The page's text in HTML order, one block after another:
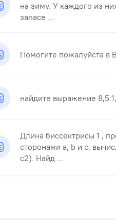
на зиму. У каждого из
запасе ...
Помогите пожалуйста в
найдите выражение
Длина биссектрисы 1 ,
сторонами a, b и с,
c2). Найд ...